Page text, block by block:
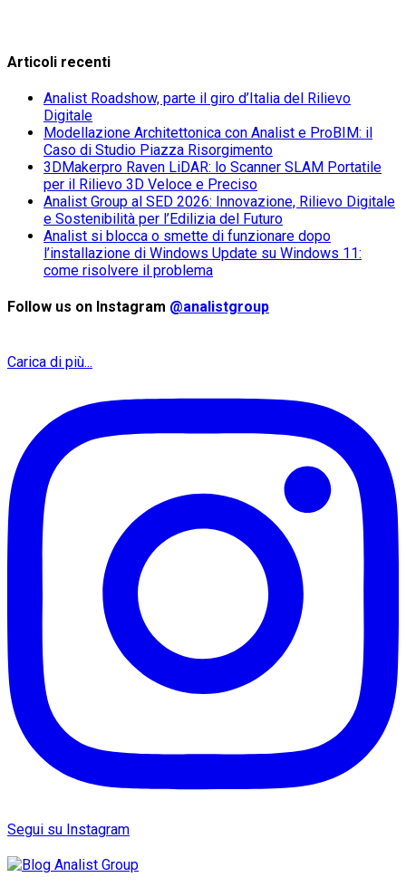
Articoli recenti
Analist Roadshow, parte il giro d’Italia del Rilievo
Digitale
Modellazione Architettonica con Analist e ProBIM: il
Caso di Studio Piazza Risorgimento
3DMakerpro Raven LiDAR: lo Scanner SLAM Portatile
per il Rilievo 3D Veloce e Preciso
Analist Group al SED 2026: Innovazione, Rilievo Digitale
e Sostenibilità per l’Edilizia del Futuro
Analist si blocca o smette di funzionare dopo
l’installazione di Windows Update su Windows 11:
come risolvere il problema
Follow us on Instagram @analistgroup
Carica di più...
Segui su Instagram